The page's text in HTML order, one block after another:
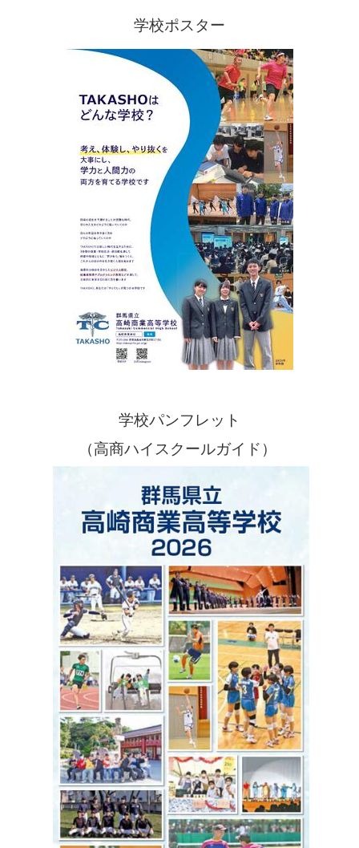
学校ポスター
学校パンフレット
（高商ハイスクールガイド）